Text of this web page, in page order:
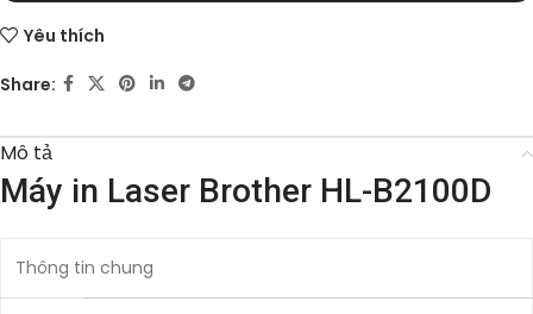
Yêu thích
Share:
Mô tả
Máy in Laser Brother HL-B2100D
Thông tin chung